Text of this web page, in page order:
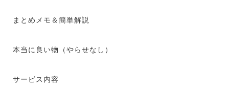
まとめメモ＆簡単解説
本当に良い物（やらせなし）
サービス内容